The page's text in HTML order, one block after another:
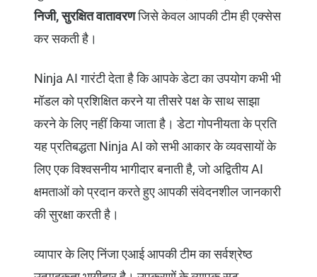
निजी, सुरक्षित वातावरणजिसे केवल आपकी टीम ही एक्सेस
कर सकती है।
Ninja AI गारंटी देता है कि आपके डेटा का उपयोग कभी भी
मॉडल को प्रशिक्षित करने या तीसरे पक्ष के साथ साझा
करने के लिए नहीं किया जाता है। डेटा गोपनीयता के प्रति
यह प्रतिबद्धता Ninja AI को सभी आकार के व्यवसायों के
लिए एक विश्वसनीय भागीदार बनाती है, जो अद्वितीय AI
क्षमताओं को प्रदान करते हुए आपकी संवेदनशील जानकारी
की सुरक्षा करती है।
व्यापार के लिए निंजा एआई आपकी टीम का सर्वश्रेष्ठ